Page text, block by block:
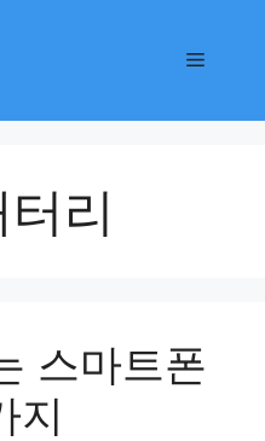
메
리
스마트폰
지